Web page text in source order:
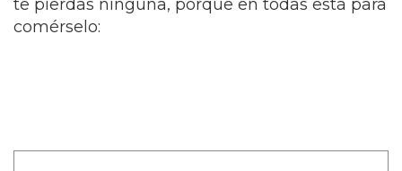
te pierdas ninguna, porque en todas está para
comérselo: